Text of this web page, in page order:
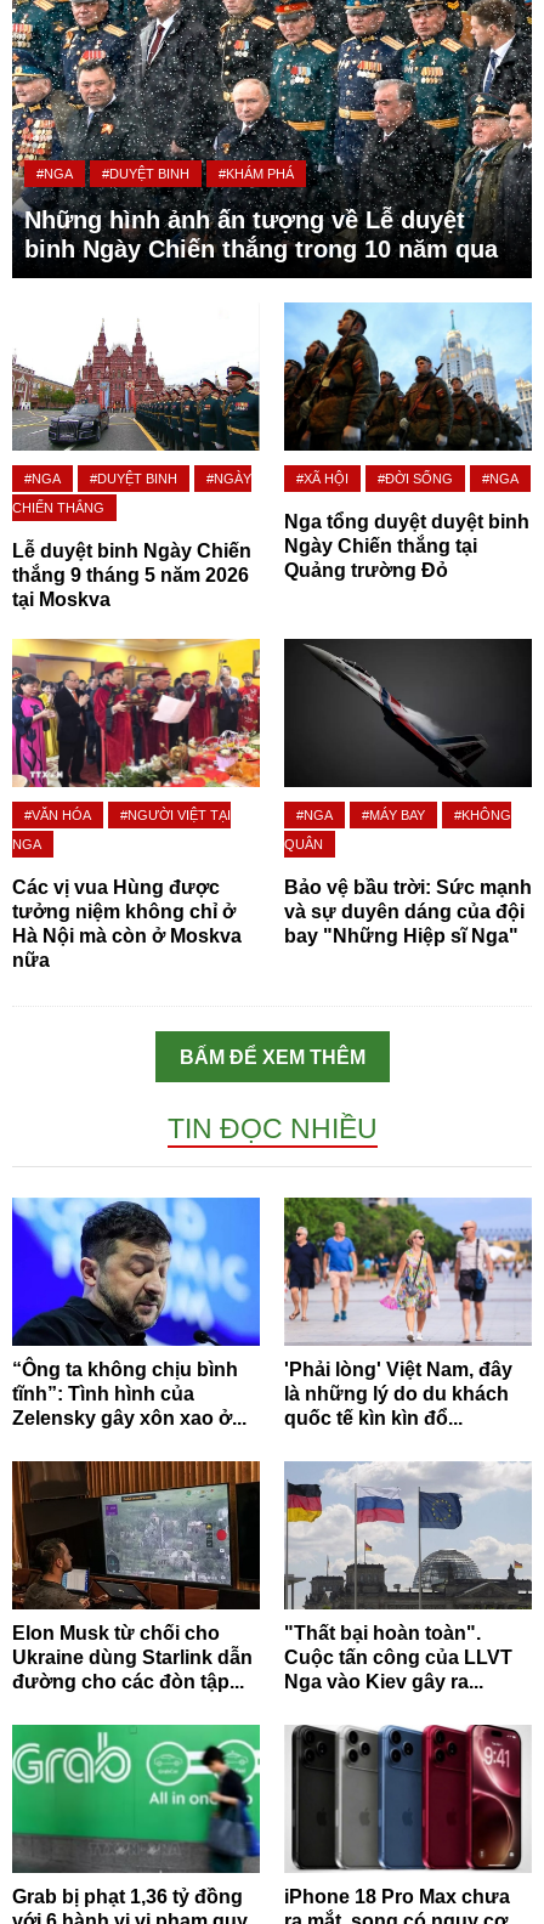
#NGA #DUYỆT BINH #KHÁM PHÁ
Những hình ảnh ấn tượng về Lễ duyệt
binh Ngày Chiến thắng trong 10 năm qua
#NGA #DUYỆT BINH
#NGÀY
CHIẾN THẮNG
Lễ duyệt binh Ngày Chiến
thắng 9 tháng 5 năm 2026
tại Moskva
#XÃ HỘI #ĐỜI SỐNG #NGA
Nga tổng duyệt duyệt binh
Ngày Chiến thắng tại
Quảng trường Đỏ
#VĂN HÓA
#NGƯỜI VIỆT TẠI
NGA
Các vị vua Hùng được
tưởng niệm không chỉ ở
Hà Nội mà còn ở Moskva
nữa
#NGA #MÁY BAY
#KHÔNG
QUÂN
Bảo vệ bầu trời: Sức mạnh
và sự duyên dáng của đội
bay "Những Hiệp sĩ Nga"
BẤM ĐỂ XEM THÊM
TIN ĐỌC NHIỀU
“Ông ta không chịu bình
tĩnh”: Tình hình của
Zelensky gây xôn xao ở...
'Phải lòng' Việt Nam, đây
là những lý do du khách
quốc tế kìn kìn đổ...
Elon Musk từ chối cho
Ukraine dùng Starlink dẫn
đường cho các đòn tập...
"Thất bại hoàn toàn".
Cuộc tấn công của LLVT
Nga vào Kiev gây ra...
Grab bị phạt 1,36 tỷ đồng
iPhone 18 Pro Max chưa